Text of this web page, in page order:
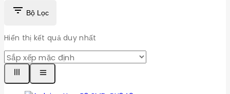
Bộ Lọc
Hiển thị kết quả duy nhất